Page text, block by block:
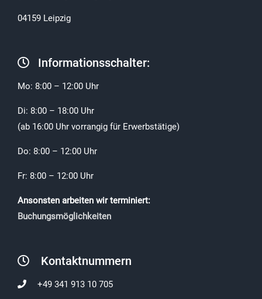
04159 Leipzig
Informationsschalter:
Mo: 8:00 – 12:00 Uhr
Di: 8:00 – 18:00 Uhr
(ab 16:00 Uhr vorrangig für Erwerbstätige)
Do: 8:00 – 12:00 Uhr
Fr: 8:00 – 12:00 Uhr
Ansonsten arbeiten wir terminiert:
Buchungsmöglichkeiten
Kontaktnummern
+49 341 913 10 705